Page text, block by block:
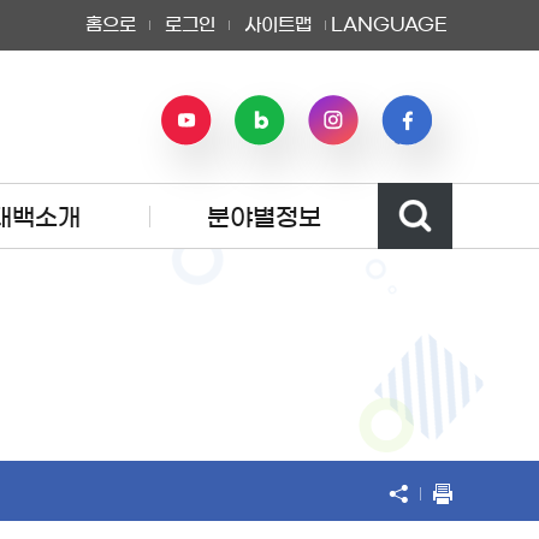
홈으로 로그인 사이트맵 LANGUAGE
백소개 분야별정보